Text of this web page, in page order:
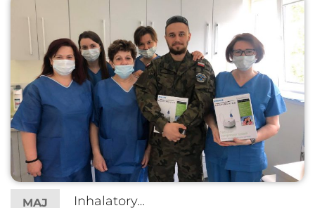
MAJ Inhalatory…